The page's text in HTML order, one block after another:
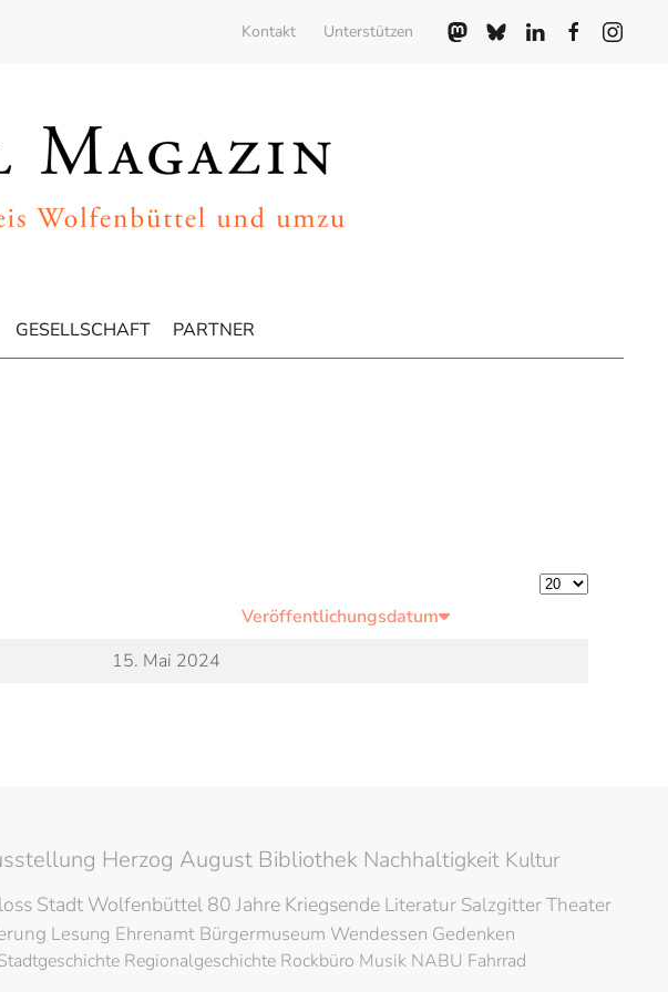
Kontakt Unterstützen
GESELLSCHAFT PARTNER
Anzeige #
Veröffentlichungsdatum
15. Mai 2024
Herzog August Bibliothek Nachhaltigkeit Kultur
Stadt Wolfenbüttel 80 Jahre Kriegsende Literatur SalzgitterTheater
Lesung Ehrenamt Bürgermuseum Wendessen Gedenken
Regionalgeschichte Rockbüro Musik NABU Fahrrad